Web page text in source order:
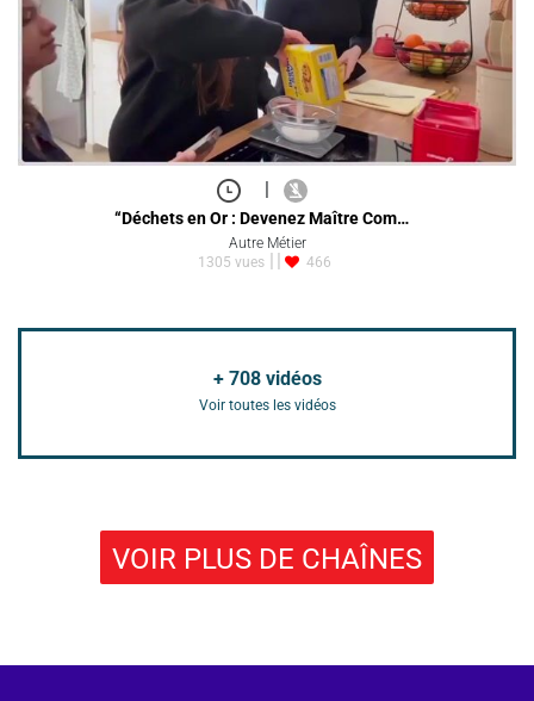
“Déchets en Or : Devenez Maître Com…
Autre Métier
1305 vues
466
+ 708vidéos
Voir toutes les vidéos
VOIR PLUS DE CHAÎNES